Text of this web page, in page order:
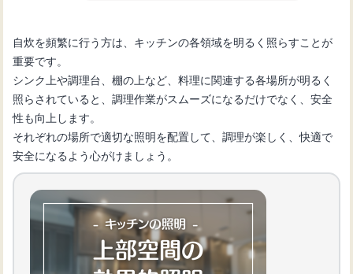
自炊を頻繁に行う方は、キッチンの各領域を明るく照らすことが
重要です。
シンク上や調理台、棚の上など、料理に関連する各場所が明るく
照らされていると、調理作業がスムーズになるだけでなく、安全
性も向上します。
それぞれの場所で適切な照明を配置して、調理が楽しく、快適で
安全になるよう心がけましょう。